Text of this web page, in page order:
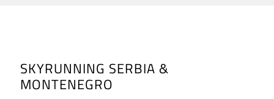
SKYRUNNING SERBIA &
MONTENEGRO